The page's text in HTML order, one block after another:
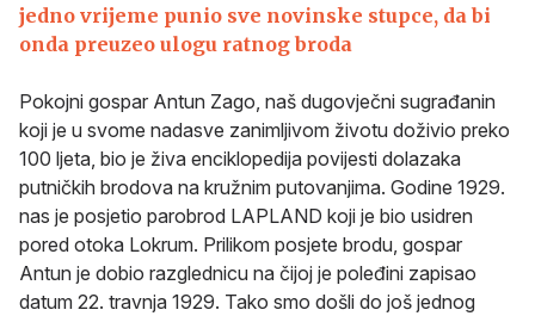
jedno vrijeme punio sve novinske stupce, da bi
onda preuzeo ulogu ratnog broda
Pokojni gospar Antun Zago, naš dugovječni sugrađanin
koji je u svome nadasve zanimljivom životu doživio preko
100 ljeta, bio je živa enciklopedija povijesti dolazaka
putničkih brodova na kružnim putovanjima. Godine 1929.
nas je posjetio parobrod LAPLAND koji je bio usidren
pored otoka Lokrum. Prilikom posjete brodu, gospar
Antun je dobio razglednicu na čijoj je poleđini zapisao
datum 22. travnja 1929. Tako smo došli do još jednog